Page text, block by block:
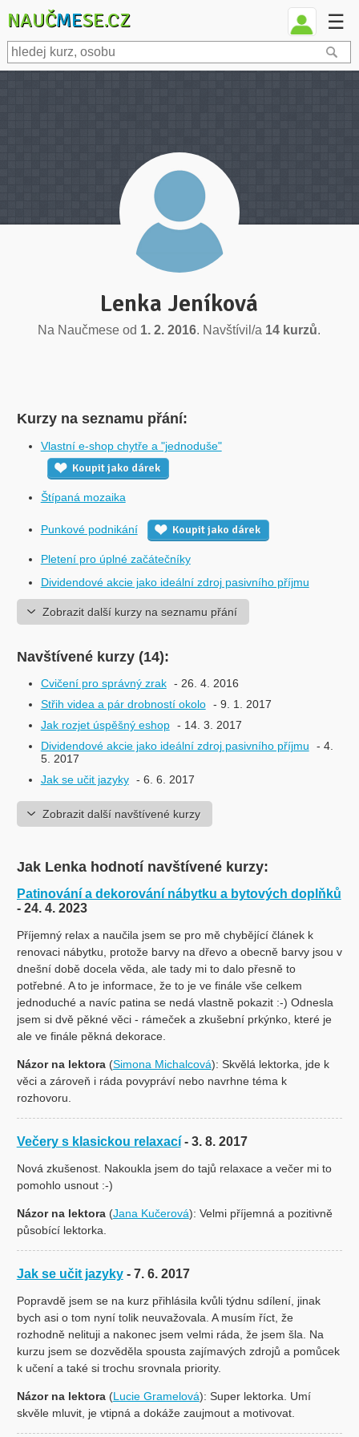
NAUČMESE.CZ ☰
Lenka Jeníková
Na Naučmese od 1. 2. 2016. Navštívil/a 14 kurzů.
Kurzy na seznamu přání:
Vlastní e-shop chytře a "jednoduše"
Koupit jako dárek
Štípaná mozaika
Punkové podnikání Koupit jako dárek
Pletení pro úplné začátečníky
Dividendové akcie jako ideální zdroj pasivního příjmu
Zobrazit další kurzy na seznamu přání
Navštívené kurzy (14):
Cvičení pro správný zrak - 26. 4. 2016
Střih videa a pár drobností okolo - 9. 1. 2017
Jak rozjet úspěšný eshop - 14. 3. 2017
Dividendové akcie jako ideální zdroj pasivního příjmu
- 4.
5. 2017
Jak se učit jazyky - 6. 6. 2017
Zobrazit další navštívené kurzy
Jak Lenka hodnotí navštívené kurzy:
Patinování a dekorování nábytku a bytových doplňků
- 24. 4. 2023
Příjemný relax a naučila jsem se pro mě chybějící článek k
renovaci nábytku, protože barvy na dřevo a obecně barvy jsou v
dnešní době docela věda, ale tady mi to dalo přesně to
potřebné. A to je informace, že to je ve finále vše celkem
jednoduché a navíc patina se nedá vlastně pokazit :-) Odnesla
jsem si dvě pěkné věci - rámeček a zkušební prkýnko, které je
ale ve finále pěkná dekorace.
Názor na lektora(Simona Michalcová): Skvělá lektorka, jde k
věci a zároveň i ráda povypráví nebo navrhne téma k
rozhovoru.
Večery s klasickou relaxací - 3. 8. 2017
Nová zkušenost. Nakoukla jsem do tajů relaxace a večer mi to
pomohlo usnout :-)
Názor na lektora(Jana Kučerová): Velmi příjemná a pozitivně
působící lektorka.
Jak se učit jazyky - 7. 6. 2017
Popravdě jsem se na kurz přihlásila kvůli týdnu sdílení, jinak
bych asi o tom nyní tolik neuvažovala. A musím říct, že
rozhodně nelituji a nakonec jsem velmi ráda, že jsem šla. Na
kurzu jsem se dozvěděla spousta zajímavých zdrojů a pomůcek
k učení a také si trochu srovnala priority.
Názor na lektora(Lucie Gramelová): Super lektorka. Umí
skvěle mluvit, je vtipná a dokáže zaujmout a motivovat.